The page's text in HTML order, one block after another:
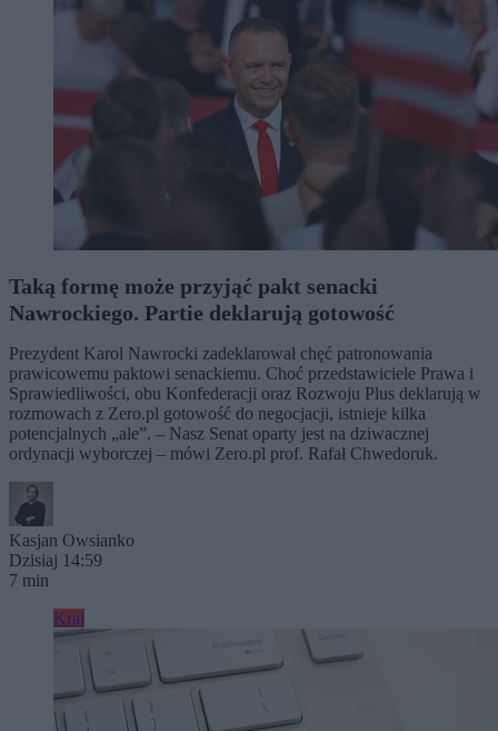
Taką formę może przyjąć pakt senacki
Nawrockiego. Partie deklarują gotowość
Prezydent Karol Nawrocki zadeklarował chęć patronowania
prawicowemu paktowi senackiemu. Choć przedstawiciele Prawa i
Sprawiedliwości, obu Konfederacji oraz Rozwoju Plus deklarują w
rozmowach z Zero.pl gotowość do negocjacji, istnieje kilka
potencjalnych „ale”. – Nasz Senat oparty jest na dziwacznej
ordynacji wyborczej – mówi Zero.pl prof. Rafał Chwedoruk.
Kasjan Owsianko
Dzisiaj 14:59
7 min
Kraj